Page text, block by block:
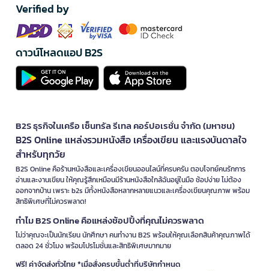
Verified by
ดาวน์โหลดแอป B2S
B2S ธุรกิจในเครือ เซ็นทรัล รีเทล คอร์ปอเรชั่น จำกัด (มหาชน)
B2S Online แหล่งรวมหนังสือ เครื่องเขียน และแรงบันดาลใจ
สำหรับทุกวัย
B2S Online คือร้านหนังสือและเครื่องเขียนออนไลน์ที่ครบครัน ตอบโจทย์คนรักการ
อ่านและงานเขียน ให้คุณรู้สึกเหมือนมีร้านหนังสือใกล้ฉันอยู่ในมือ ช้อปง่าย ไม่ต้อง
ออกจากบ้าน เพราะ b2s มีทั้งหนังสือหลากหลายแนวและเครื่องเขียนคุณภาพ พร้อม
สิทธิพิเศษที่ไม่ควรพลาด!
ทำไม B2S Online คือแหล่งช้อปปิ้งที่คุณไม่ควรพลาด
ไม่ว่าคุณจะเป็นนักเรียน นักศึกษา คนทำงาน B2S พร้อมให้คุณเลือกสินค้าคุณภาพได้
ตลอด 24 ชั่วโมง พร้อมโปรโมชั่นและสิทธิพิเศษมากมาย
ฟรี! ค่าจัดส่งทั่วไทย *เมื่อสั่งครบขั้นต่ำที่บริษัทกำหนด